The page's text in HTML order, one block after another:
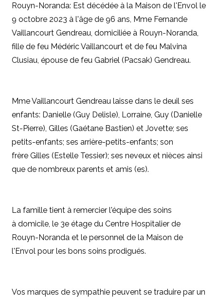
Rouyn-Noranda: Est décédée à la Maison de l'Envol le
9 octobre 2023 à l'âge de 96 ans, Mme Fernande
Vaillancourt Gendreau, domiciliée à Rouyn-Noranda,
fille de feu Médéric Vaillancourt et de feu Malvina
Clusiau, épouse de feu Gabriel (Pacsak) Gendreau.
Mme Vaillancourt Gendreau laisse dans le deuil ses
enfants: Danielle (Guy Delisle), Lorraine, Guy (Danielle
St-Pierre), Gilles (Gaétane Bastien) et Jovette; ses
petits-enfants; ses arrière-petits-enfants; son
frère Gilles (Estelle Tessier); ses neveux et nièces ainsi
que de nombreux parents et amis (es).
La famille tient à remercier l'équipe des soins
à domicile, le 3e étage du Centre Hospitalier de
Rouyn-Noranda et le personnel de la Maison de
l'Envol pour les bons soins prodigués.
Vos marques de sympathie peuvent se traduire par un